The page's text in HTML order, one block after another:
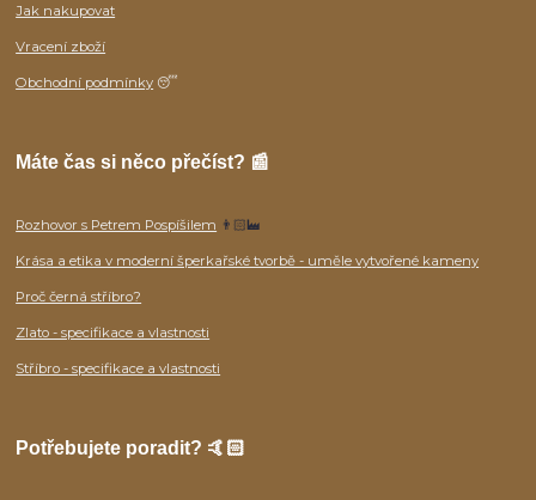
Jak nakupovat
Vracení zboží
Obchodní podmínky 😴
Máte čas si něco přečíst? 📰
Rozhovor s Petrem Pospíšilem 👨🏻‍🏭
Krása a etika v moderní šperkařské tvorbě - uměle vytvořené kameny
Proč černá stříbro?
Zlato - specifikace a vlastnosti
Stříbro - specifikace a vlastnosti
Potřebujete poradit? 🤙🏻